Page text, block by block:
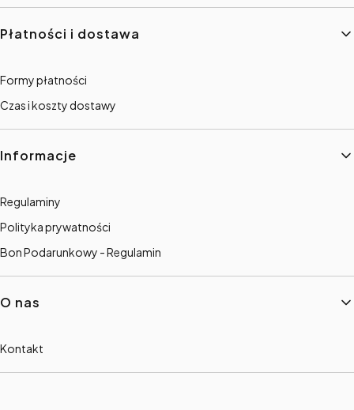
Płatności i dostawa
Formy płatności
Czas i koszty dostawy
Informacje
Regulaminy
Polityka prywatności
Bon Podarunkowy - Regulamin
O nas
Kontakt